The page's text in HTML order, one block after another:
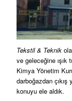
Tekstil & Teknik
ve geleceğine ışık
Kimya Yönetim
darboğazdan
konuyu ele aldık.